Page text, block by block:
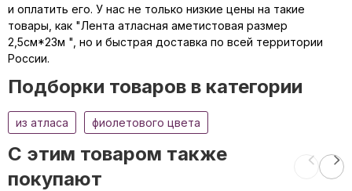
и оплатить его. У нас не только низкие цены на такие
товары, как "Лента атласная аметистовая размер
2,5см*23м ", но и быстрая доставка по всей территории
России.
Подборки товаров в категории
из атласа фиолетового цвета
C этим товаром также
покупают